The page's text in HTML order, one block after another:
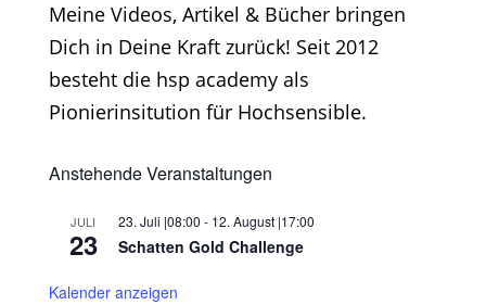
Meine Videos, Artikel & Bücher bringen
Dich in Deine Kraft zurück! Seit 2012
besteht die hsp academy als
Pionierinsitution für Hochsensible.
Anstehende Veranstaltungen
JULI
23
23. Juli |08:00 - 12. August |17:00
Schatten Gold Challenge
Kalender anzeigen